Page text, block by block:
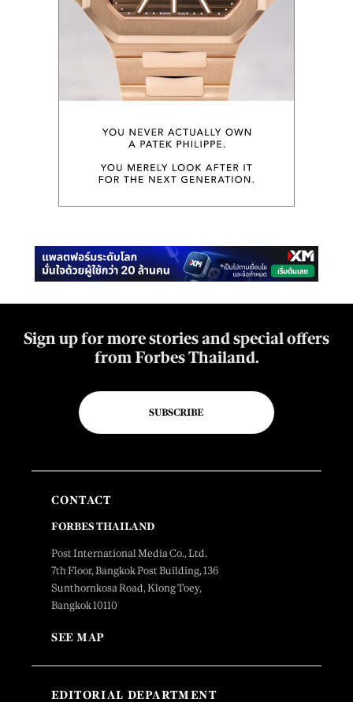
Sign up for more stories and special offers
from Forbes Thailand.
SUBSCRIBE
CONTACT
FORBES THAILAND
Post International Media Co., Ltd.
7th Floor, Bangkok Post Building, 136
Sunthornkosa Road, Klong Toey,
Bangkok 10110
SEE MAP
EDITORIAL DEPARTMENT